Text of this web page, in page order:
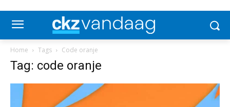
Home Tags Code oranje
Tag: code oranje